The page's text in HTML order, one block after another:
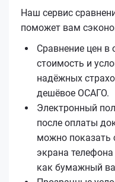
Наш сервис
поможет вам
Сравнение цен в
стоимость и
надёжных
дешёвое ОСАГО.
Электронный
после оплаты
можно показать
экрана
как бумажный